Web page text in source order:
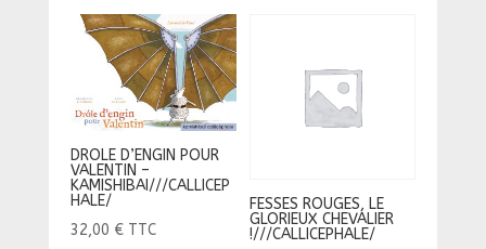
DROLE D’ENGIN POUR
VALENTIN –
KAMISHIBAI///CALLICEP
HALE/
32,00 € TTC
FESSES ROUGES, LE
GLORIEUX CHEVALIER
!///CALLICEPHALE/